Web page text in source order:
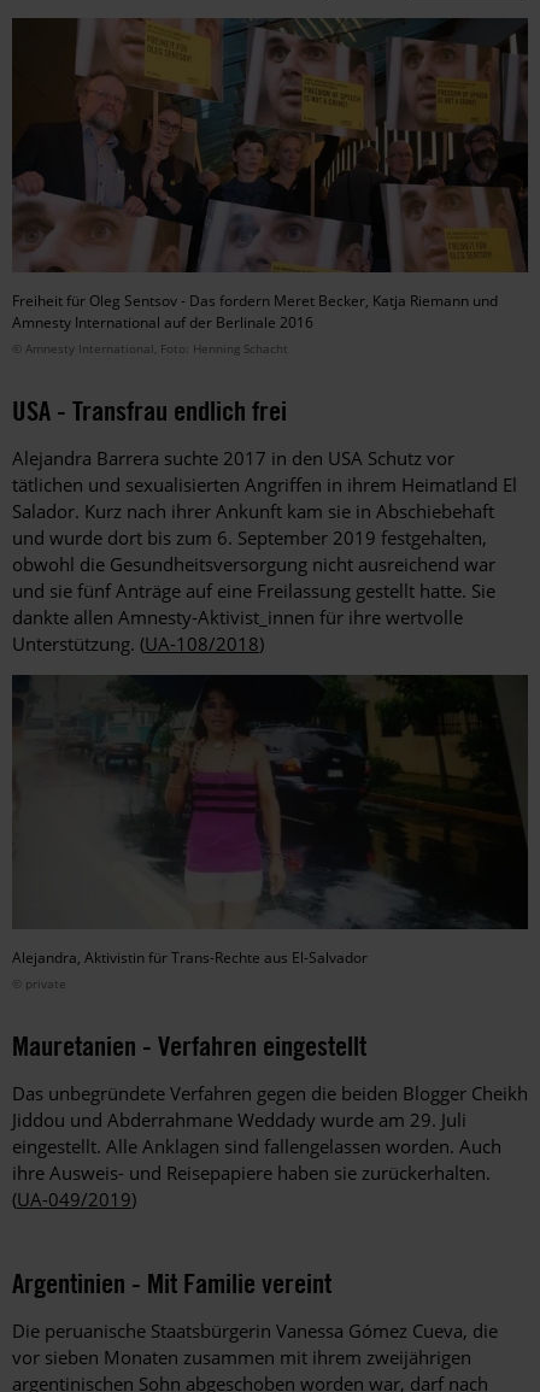
Freiheit für Oleg Sentsov - Das fordern Meret Becker, Katja Riemann und
Amnesty International auf der Berlinale 2016
© Amnesty International, Foto: Henning Schacht
USA - Transfrau endlich frei
Alejandra Barrera suchte 2017 in den USA Schutz vor
tätlichen und sexualisierten Angriffen in ihrem Heimatland El
Salador. Kurz nach ihrer Ankunft kam sie in Abschiebehaft
und wurde dort bis zum 6. September 2019 festgehalten,
obwohl die Gesundheitsversorgung nicht ausreichend war
und sie fünf Anträge auf eine Freilassung gestellt hatte. Sie
dankte allen Amnesty-Aktivist_innen für ihre wertvolle
Unterstützung. (UA-108/2018)
Alejandra, Aktivistin für Trans-Rechte aus El-Salvador
© private
Mauretanien - Verfahren eingestellt
Das unbegründete Verfahren gegen die beiden Blogger Cheikh
Jiddou und Abderrahmane Weddady wurde am 29. Juli
eingestellt. Alle Anklagen sind fallengelassen worden. Auch
ihre Ausweis- und Reisepapiere haben sie zurückerhalten.
(UA-049/2019)
Argentinien - Mit Familie vereint
Die peruanische Staatsbürgerin Vanessa Gómez Cueva, die
vor sieben Monaten zusammen mit ihrem zweijährigen
argentinischen Sohn abgeschoben worden war, darf nach